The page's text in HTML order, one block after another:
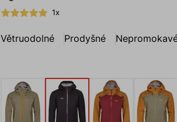
1x
Větruodolné Prodyšné